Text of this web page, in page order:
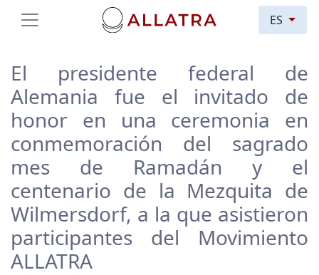
ES
El presidente federal de
Alemania fue el invitado de
honor en una ceremonia en
conmemoración del sagrado
mes de Ramadán y el
centenario de la Mezquita de
Wilmersdorf, a la que asistieron
participantes del Movimiento
ALLATRA